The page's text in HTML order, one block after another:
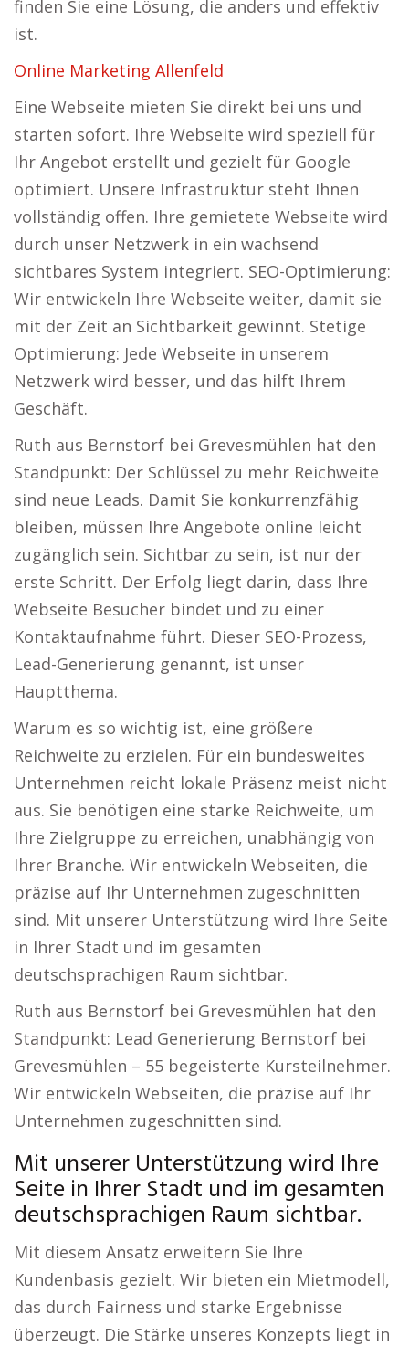
finden Sie eine Lösung, die anders und effektiv
ist.
Online Marketing Allenfeld
Eine Webseite mieten Sie direkt bei uns und
starten sofort. Ihre Webseite wird speziell für
Ihr Angebot erstellt und gezielt für Google
optimiert. Unsere Infrastruktur steht Ihnen
vollständig offen. Ihre gemietete Webseite wird
durch unser Netzwerk in ein wachsend
sichtbares System integriert. SEO-Optimierung:
Wir entwickeln Ihre Webseite weiter, damit sie
mit der Zeit an Sichtbarkeit gewinnt. Stetige
Optimierung: Jede Webseite in unserem
Netzwerk wird besser, und das hilft Ihrem
Geschäft.
Ruth aus Bernstorf bei Grevesmühlen hat den
Standpunkt: Der Schlüssel zu mehr Reichweite
sind neue Leads. Damit Sie konkurrenzfähig
bleiben, müssen Ihre Angebote online leicht
zugänglich sein. Sichtbar zu sein, ist nur der
erste Schritt. Der Erfolg liegt darin, dass Ihre
Webseite Besucher bindet und zu einer
Kontaktaufnahme führt. Dieser SEO-Prozess,
Lead-Generierung genannt, ist unser
Hauptthema.
Warum es so wichtig ist, eine größere
Reichweite zu erzielen. Für ein bundesweites
Unternehmen reicht lokale Präsenz meist nicht
aus. Sie benötigen eine starke Reichweite, um
Ihre Zielgruppe zu erreichen, unabhängig von
Ihrer Branche. Wir entwickeln Webseiten, die
präzise auf Ihr Unternehmen zugeschnitten
sind. Mit unserer Unterstützung wird Ihre Seite
in Ihrer Stadt und im gesamten
deutschsprachigen Raum sichtbar.
Ruth aus Bernstorf bei Grevesmühlen hat den
Standpunkt: Lead Generierung Bernstorf bei
Grevesmühlen – 55 begeisterte Kursteilnehmer.
Wir entwickeln Webseiten, die präzise auf Ihr
Unternehmen zugeschnitten sind.
Mit unserer Unterstützung wird Ihre
Seite in Ihrer Stadt und im gesamten
deutschsprachigen Raum sichtbar.
Mit diesem Ansatz erweitern Sie Ihre
Kundenbasis gezielt. Wir bieten ein Mietmodell,
das durch Fairness und starke Ergebnisse
überzeugt. Die Stärke unseres Konzepts liegt in